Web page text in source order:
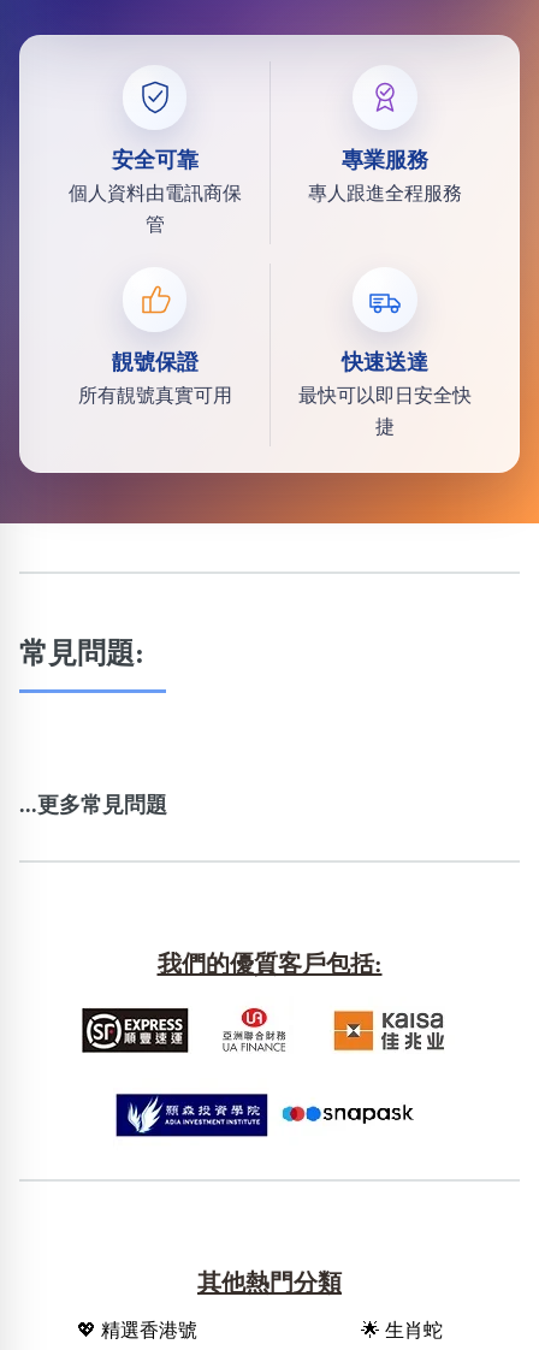
安全可靠
個人資料由電訊商保
管
專業服務
專人跟進全程服務
靚號保證
所有靚號真實可用
快速送達
最快可以即日安全快
捷
常見問題:
...更多常見問題
我們的優質客戶包括:
其他熱門分類
💖 精選香港號
🌟 生肖蛇